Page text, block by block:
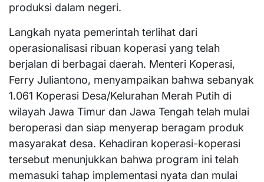
produksi dalam negeri.
Langkah nyata pemerintah terlihat dari
operasionalisasi ribuan koperasi yang telah
berjalan di berbagai daerah. Menteri Koperasi,
Ferry Juliantono, menyampaikan bahwa sebanyak
1.061 Koperasi Desa/Kelurahan Merah Putih di
wilayah Jawa Timur dan Jawa Tengah telah mulai
beroperasi dan siap menyerap beragam produk
masyarakat desa. Kehadiran koperasi-koperasi
tersebut menunjukkan bahwa program ini telah
memasuki tahap implementasi nyata dan mulai